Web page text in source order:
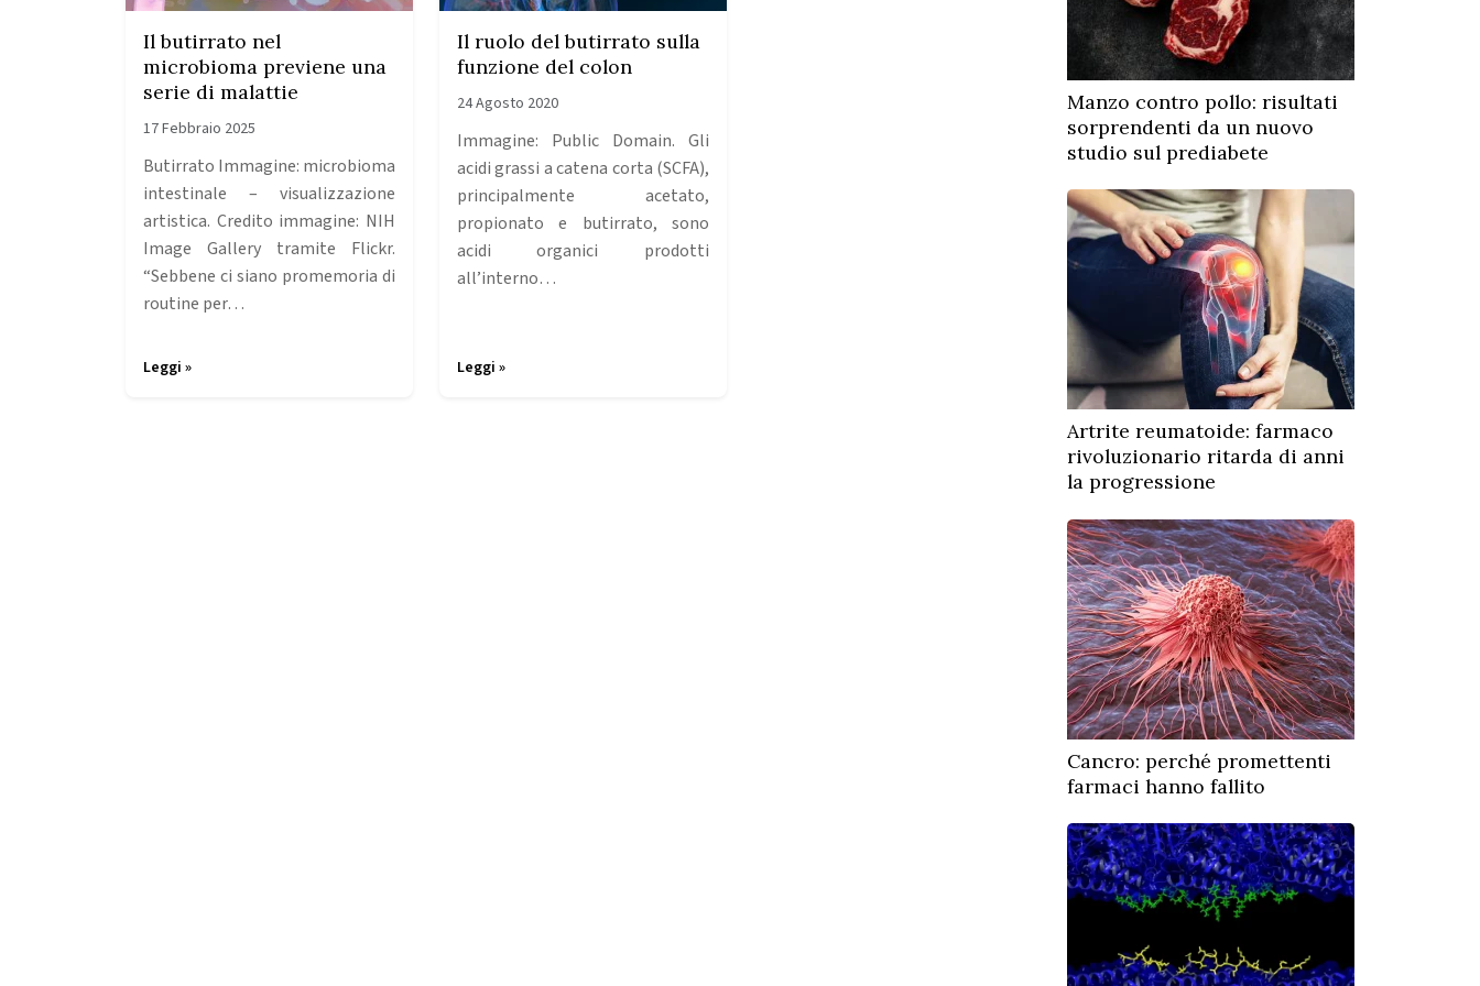
Il butirrato nel
microbioma previene una
serie di malattie
17 Febbraio 2025
Butirrato Immagine: microbioma
intestinale – visualizzazione
artistica. Credito immagine: NIH
Image Gallery tramite Flickr.
“Sebbene ci siano promemoria di
routine per…
Leggi »
Il ruolo del butirrato sulla
funzione del colon
24 Agosto 2020
Immagine: Public Domain. Gli
acidi grassi a catena corta (SCFA),
principalmente acetato,
propionato e butirrato, sono
acidi organici prodotti
all’interno…
Leggi »
Manzo contro pollo: risultati
sorprendenti da un nuovo
studio sul prediabete
Artrite reumatoide: farmaco
rivoluzionario ritarda di anni
la progressione
Cancro: perché promettenti
farmaci hanno fallito